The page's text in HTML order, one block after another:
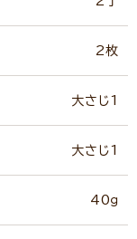
2枚
大さじ1
大さじ1
40ｇ